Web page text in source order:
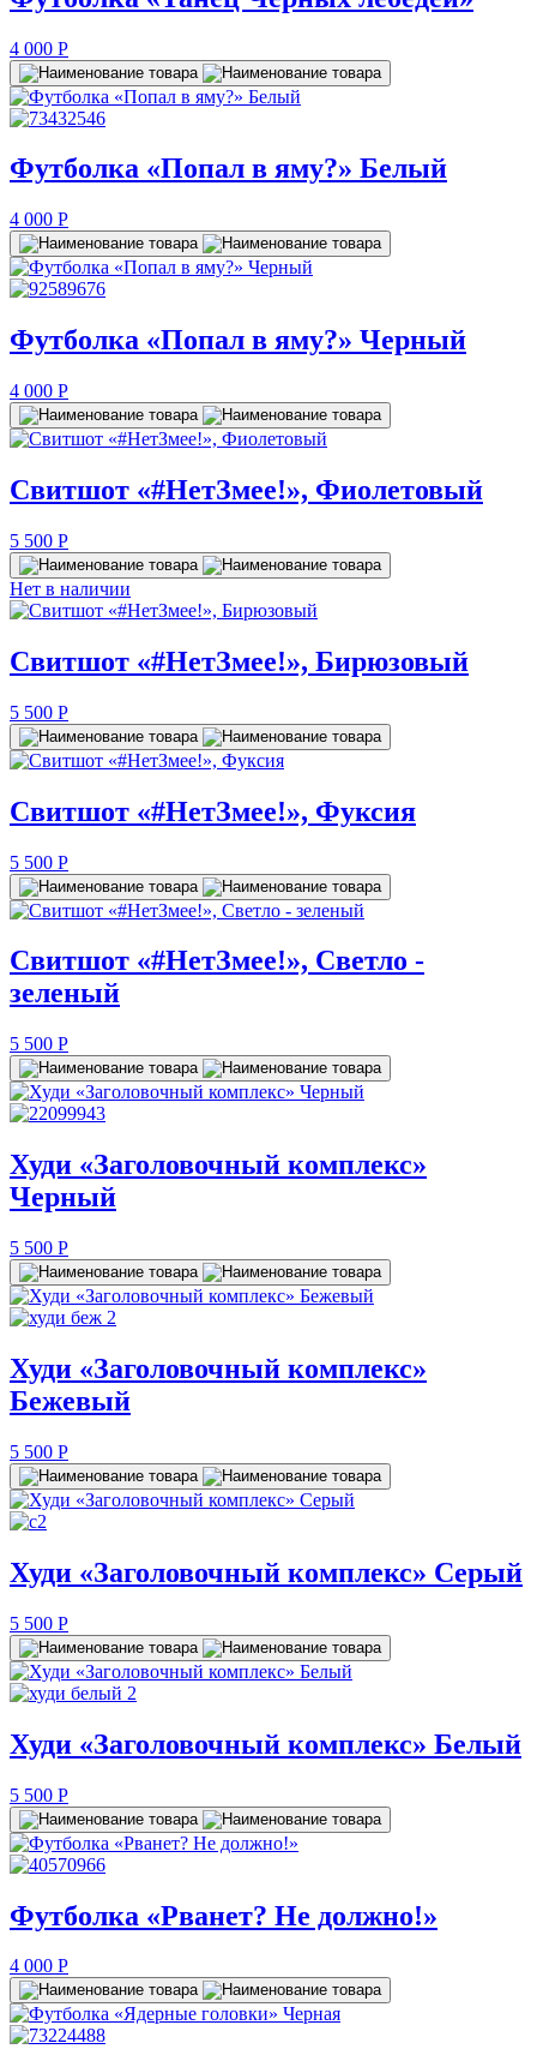
4 000 P
Футболка «Попал в яму?» Белый
4 000 P
Футболка «Попал в яму?» Черный
4 000 P
Свитшот «#НетЗмее!», Фиолетовый
5 500 P
Нет в наличии
Свитшот «#НетЗмее!», Бирюзовый
5 500 P
Свитшот «#НетЗмее!», Фуксия
5 500 P
Свитшот «#НетЗмее!», Светло -
зеленый
5 500 P
Худи «Заголовочный комплекс»
Черный
5 500 P
Худи «Заголовочный комплекс»
Бежевый
5 500 P
Худи «Заголовочный комплекс» Серый
5 500 P
Худи «Заголовочный комплекс» Белый
5 500 P
Футболка «Рванет? Не должно!»
4 000 P